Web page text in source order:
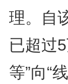
理。自
已超过
等”向“